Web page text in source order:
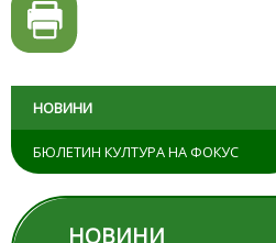
НОВИНИ
БЮЛЕТИН КУЛТУРА НА ФОКУС
НОВИНИ